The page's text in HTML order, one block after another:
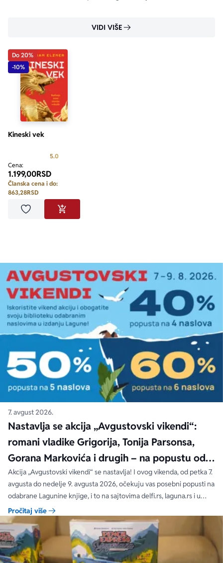
VIDI VIŠE
Do 20%
-10%
Kineski vek
5.0
Cena:
1.199,00RSD
Članska cena i do:
863,28RSD
Dodaj u omiljeneDODAJ U KORPU
7. avgust 2026.
Nastavlja se akcija „Avgustovski vikendi“:
romani vladike Grigorija, Tonija Parsonsa,
Gorana Markovića i drugih – na popustu od
čak 40, 50 i 60%
Akcija „Avgustovski vikendi“ se nastavlja! I ovog vikenda, od petka 7.
avgusta do nedelje 9. avgusta 2026, očekuju vas posebni popusti na
odabrane Lagunine knjige, i to na sajtovima delfi.rs, laguna.rs i u
svim Delfi knjižarama.
Pročitaj više